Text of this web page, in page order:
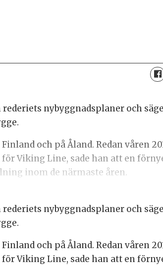
nybyggnadsplaner och
och på Åland. Redan våren
Viking Line, sade han att en
inom de närmaste åren.
nybyggnadsplaner och
och på Åland. Redan våren
Viking Line, sade han att en